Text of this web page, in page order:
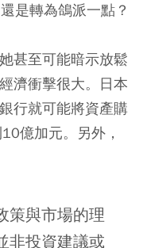
是轉為鴿派一點？
甚至可能暗示放鬆
濟衝擊很大。日本
行就可能將資產購
億加元。另外，
策與市場的理
非投資建議或